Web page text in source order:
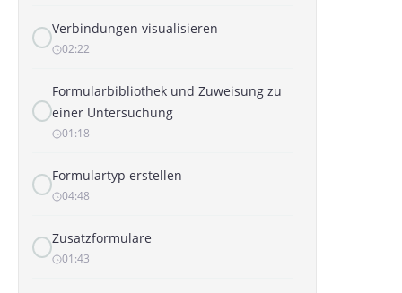
Verbindungen visualisieren
02:22
Formularbibliothek und Zuweisung zu
einer Untersuchung
01:18
Formulartyp erstellen
04:48
Zusatzformulare
01:43